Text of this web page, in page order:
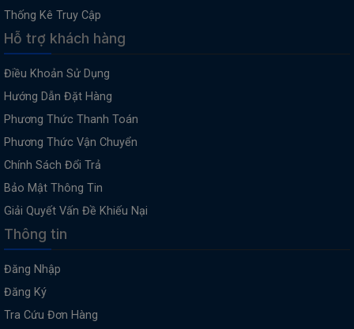
Thống Kê Truy Cập
Hỗ trợ khách hàng
Điều Khoản Sử Dụng
Hướng Dẫn Đặt Hàng
Phương Thức Thanh Toán
Phương Thức Vận Chuyển
Chính Sách Đổi Trả
Bảo Mật Thông Tin
Giải Quyết Vấn Đề Khiếu Nại
Thông tin
Đăng Nhập
Đăng Ký
Tra Cứu Đơn Hàng